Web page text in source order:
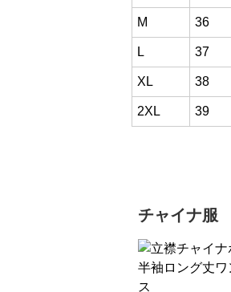
M 36
L 37
XL 38
2XL 39
チャイナ服